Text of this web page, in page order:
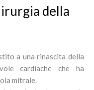
della
a una rinascita della
cardiache che ha
mitrale.